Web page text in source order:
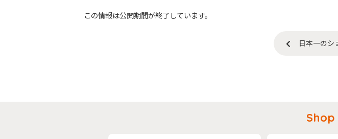
この情報は公開期間が終了しています。
日本一のシ